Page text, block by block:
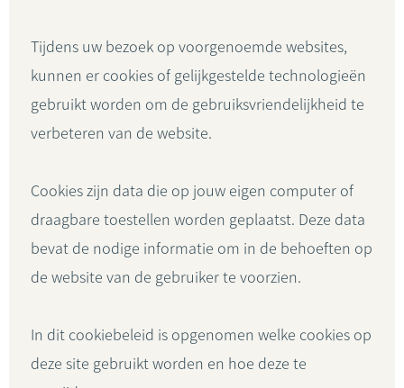
Tijdens uw bezoek op voorgenoemde websites,
kunnen er cookies of gelijkgestelde technologieën
gebruikt worden om de gebruiksvriendelijkheid te
verbeteren van de website.
Cookies zijn data die op jouw eigen computer of
draagbare toestellen worden geplaatst. Deze data
bevat de nodige informatie om in de behoeften op
de website van de gebruiker te voorzien.
In dit cookiebeleid is opgenomen welke cookies op
deze site gebruikt worden en hoe deze te